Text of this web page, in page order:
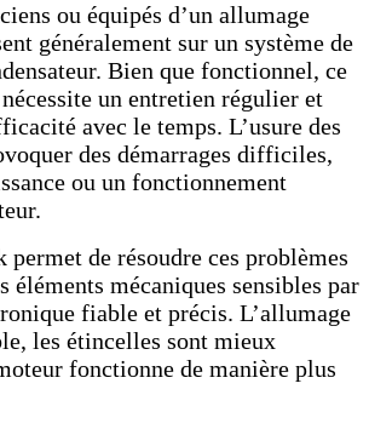
ou équipés d’un allumage
généralement sur un système de
Bien que fonctionnel, ce
un entretien régulier et
avec le temps. L’usure des
des démarrages difficiles,
ou un fonctionnement
de résoudre ces problèmes
éléments mécaniques sensibles par
fiable et précis. L’allumage
les étincelles sont mieux
fonctionne de manière plus